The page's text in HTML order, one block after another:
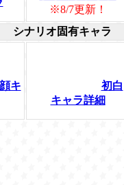
※8/7更新！
シナリオ固有キャラ
キ
初白
キャラ詳細